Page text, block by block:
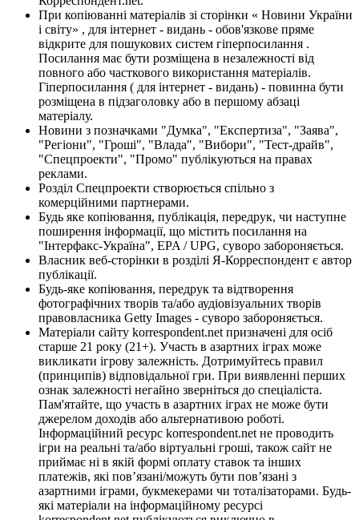
При копіюванні матеріалів зі сторінки « Новини України
і світу» , для інтернет - видань - обов'язкове пряме
відкрите для пошукових систем гіперпосилання .
Посилання має бути розміщена в незалежності від
повного або часткового використання матеріалів.
Гіперпосилання ( для інтернет - видань) - повинна бути
розміщена в підзаголовку або в першому абзаці
матеріалу.
Новини з позначками "Думка", "Експертиза", "Заява",
"Регіони", "Гроші", "Влада", "Вибори", "Тест-драйв",
"Спецпроекти", "Промо" публікуються на правах
реклами.
Розділ Спецпроекти створюється спільно з
комерційними партнерами.
Будь яке копіювання, публікація, передрук, чи наступне
поширення інформації, що містить посилання на
"Інтерфакс-Україна", EPA / UPG, суворо забороняється.
Власник веб-сторінки в розділі Я-Корреспондент є автор
публікації.
Будь-яке копіювання, передрук та відтворення
фотографічних творів та/або аудіовізуальних творів
правовласника Getty Images - суворо забороняється.
Матеріали сайту korrespondent.net призначені для осіб
старше 21 року (21+). Участь в азартних іграх може
викликати ігрову залежність. Дотримуйтесь правил
(принципів) відповідальної гри. При виявленні перших
ознак залежності негайно зверніться до спеціаліста.
Пам'ятайте, що участь в азартних іграх не може бути
джерелом доходів або альтернативою роботі.
Інформаційний ресурс korrespondent.net не проводить
ігри на реальні та/або віртуальні гроші, також сайт не
приймає ні в якій формі оплату ставок та інших
платежів, які пов’язані/можуть бути пов’язані з
азартними іграми, букмекерами чи тоталізаторами. Будь-
які матеріали на інформаційному ресурсі